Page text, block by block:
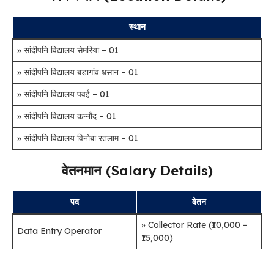
स्थान
» सांदीपनि विद्यालय सेमरिया – 01
» सांदीपनि विद्यालय बडागांव धसान – 01
» सांदीपनि विद्यालय पवई – 01
» सांदीपनि विद्यालय कन्नौद – 01
» सांदीपनि विद्यालय विनोबा रतलाम – 01
वेतनमान (Salary Details)
पद वेतन
Data Entry Operator
» Collector Rate (₹10,000 –
₹15,000)